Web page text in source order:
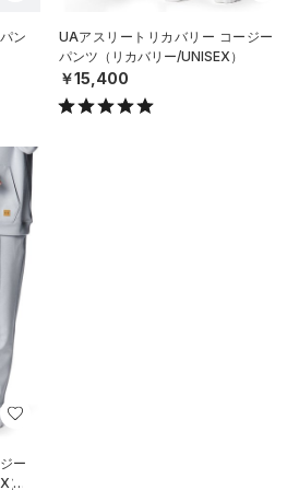
ン
UAアスリートリカバリー コージー
パンツ（リカバリー/UNISEX）
￥15,400
ー
）